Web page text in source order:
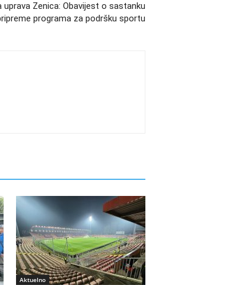
uprava Zenica: Obavijest o sastanku
programa za podršku sportu
Aktuelno